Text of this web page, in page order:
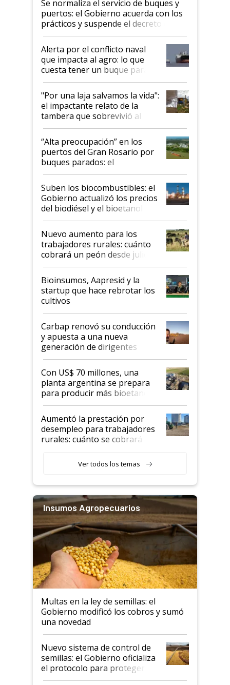
Se normaliza el servicio de buques y
puertos: el Gobierno acuerda con los
prácticos y suspende el decreto de
desregulación
Alerta por el conflicto naval
que impacta al agro: lo que
cuesta tener un buque parado
y el peligro de que Argentina
pase a ser "país sucio"
"Por una laja salvamos la vida":
el impactante relato de la
tambera que sobrevivió al
tornado
“Alta preocupación” en los
puertos del Gran Rosario por
buques parados: el
funcionamiento de las
exportadoras en tensión tras
la medida de fuerza de los
prácticos
Suben los biocombustibles: el
Gobierno actualizó los precios
del biodiésel y el bioetanol
Nuevo aumento para los
trabajadores rurales: cuánto
cobrará un peón desde julio
Bioinsumos, Aapresid y la
startup que hace rebrotar los
cultivos
Carbap renovó su conducción
y apuesta a una nueva
generación de dirigentes
rurales
Con US$ 70 millones, una
planta argentina se prepara
para producir más bioetanol
que nunca
Aumentó la prestación por
desempleo para trabajadores
rurales: cuánto se cobrará
Ver todos los temas
Insumos Agropecuarios
Multas en la ley de semillas: el
Gobierno modificó los cobros y sumó
una novedad
Nuevo sistema de control de
semillas: el Gobierno oficializa
el protocolo para proteger la
propiedad intelectual